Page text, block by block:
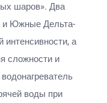
шаров». Два
и Южные Дельта-
а
сложности и
воды при